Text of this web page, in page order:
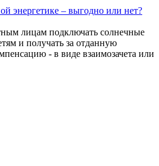
энергетике – выгодно или нет?
лицам подключать солнечные
и получать за отданную
- в виде взаимозачета или